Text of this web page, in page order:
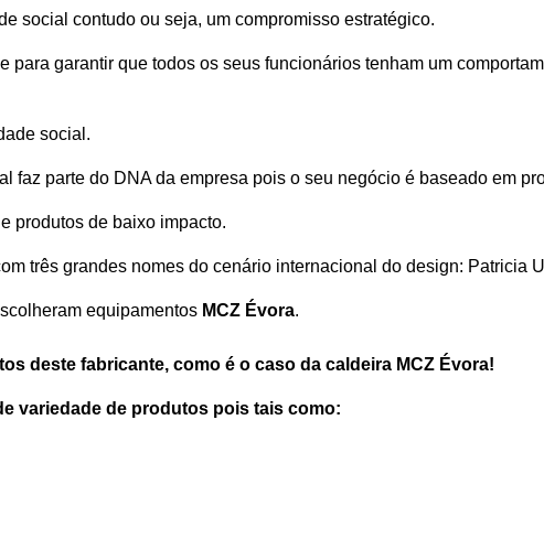
social contudo ou seja, um compromisso estratégico.
para garantir que todos os seus funcionários tenham um
social.
faz parte do DNA da empresa pois o seu negócio é baseado em
produtos de baixo impacto.
três grandes nomes do cenário internacional do design: Patricia
equipamentos MCZ Évora.
deste fabricante, como é o caso da caldeira MCZ Évora!
variedade de produtos pois tais como: